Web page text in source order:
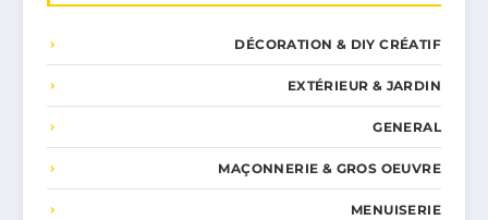
DÉCORATION & DIY CRÉATIF
EXTÉRIEUR & JARDIN
GENERAL
MAÇONNERIE & GROS OEUVRE
MENUISERIE